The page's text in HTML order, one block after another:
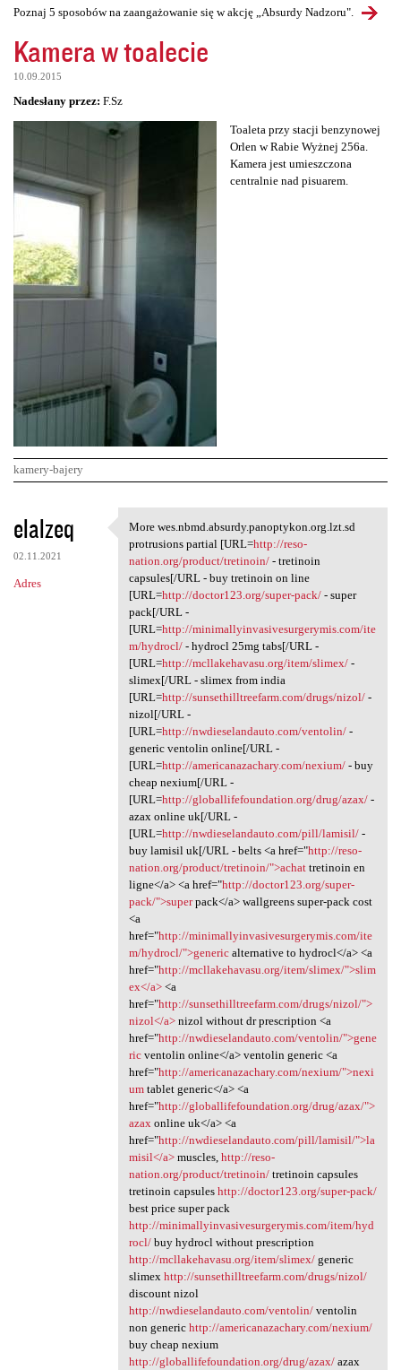
Poznaj 5 sposobów na zaangażowanie się w akcję „Absurdy Nadzoru".
Kamera w toalecie
10.09.2015
Nadesłany przez: F.Sz
Toaleta przy stacji benzynowej
Orlen w Rabie Wyżnej 256a.
Kamera jest umieszczona
centralnie nad pisuarem.
kamery-bajery
K
o
m
e
elalzeq
02.11.2021
Adres
More wes.nbmd.absurdy
More wes.nbmd.absurdy.panoptykon.org.lzt.sd
protrusions partial [URL=http://reso-
nation.org/product/tretinoin/- tretinoin
capsules[/URL - buy tretinoin on line
[URL=http://doctor123.org/super-pack/- super
pack[/URL -
[URL=http://minimallyinvasivesurgerymis.com/ite
m/hydrocl/- hydrocl 25mg tabs[/URL -
[URL=http://mcllakehavasu.org/item/slimex/-
slimex[/URL - slimex from india
[URL=http://sunsethilltreefarm.com/drugs/nizol/-
nizol[/URL -
[URL=http://nwdieselandauto.com/ventolin/-
generic ventolin online[/URL -
[URL=http://americanazachary.com/nexium/- buy
cheap nexium[/URL -
[URL=http://globallifefoundation.org/drug/azax/-
azax online uk[/URL -
[URL=http://nwdieselandauto.com/pill/lamisil/-
buy lamisil uk[/URL - belts <a href="http://reso-
nation.org/product/tretinoin/">achattretinoin en
ligne</a> <a href="http://doctor123.org/super-
pack/">superpack</a> wallgreens super-pack cost
<a
href="http://minimallyinvasivesurgerymis.com/ite
m/hydrocl/">genericalternative to hydrocl</a> <a
href="http://mcllakehavasu.org/item/slimex/">slim
ex</a><a
href="http://sunsethilltreefarm.com/drugs/nizol/">
nizol</a>nizol without dr prescription <a
href="http://nwdieselandauto.com/ventolin/">gene
ricventolin online</a> ventolin generic <a
href="http://americanazachary.com/nexium/">nexi
umtablet generic</a> <a
href="http://globallifefoundation.org/drug/azax/">
azax online uk</a> <a
href="http://nwdieselandauto.com/pill/lamisil/">la
misil</a>muscles, http://reso-
nation.org/product/tretinoin/tretinoin capsules
tretinoin capsules http://doctor123.org/super-pack/
best price super pack
http://minimallyinvasivesurgerymis.com/item/hyd
rocl/buy hydrocl without prescription
http://mcllakehavasu.org/item/slimex/generic
slimex http://sunsethilltreefarm.com/drugs/nizol/
discount nizol
http://nwdieselandauto.com/ventolin/ventolin
non generic http://americanazachary.com/nexium/
buy cheap nexium
http://globallifefoundation.org/drug/azax/azax